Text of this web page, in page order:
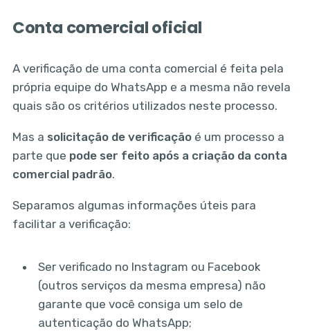
Conta comercial oficial
A verificação de uma conta comercial é feita pela
própria equipe do WhatsApp e a mesma não revela
quais são os critérios utilizados neste processo.
Mas a solicitação de verificaçãoé um processo a
parte que pode ser feito após a criação da conta
comercial padrão.
Separamos algumas informações úteis para
facilitar a verificação:
Ser verificado no Instagram ou Facebook
(outros serviços da mesma empresa) não
garante que você consiga um selo de
autenticação do WhatsApp;